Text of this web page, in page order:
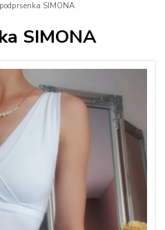
SIMONA
SIMONA